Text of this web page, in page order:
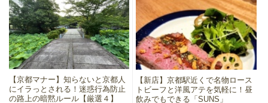
【京都マナー】知らないと京都人
にイラっとされる！迷惑行為防止
の路上の暗黙ルール【厳選４】
【新店】京都駅近くで名物ロース
トビーフと洋風アテを気軽に！昼
飲みでもできる「SUNS」